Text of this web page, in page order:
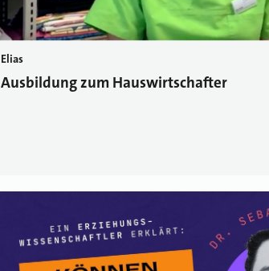
Elias
Ausbildung zum Hauswirtschafter